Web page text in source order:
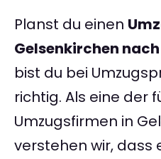
Planst du einen
Gelsenkirchen
bist du bei
richtig. Als eine der
Umzugsfirmen in
verstehen wir, dass